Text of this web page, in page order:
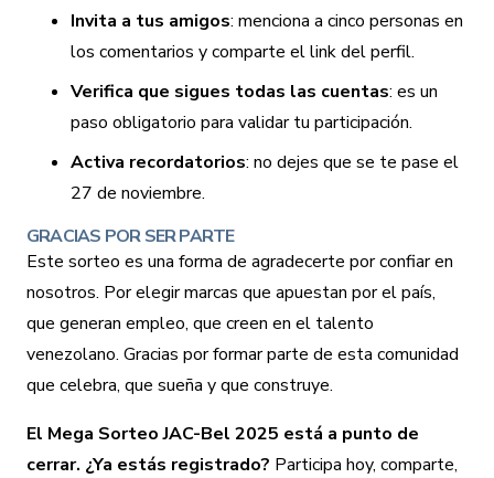
Invita a tus amigos: menciona a cinco personas en
los comentarios y comparte el link del perfil.
Verifica que sigues todas las cuentas: es un
paso obligatorio para validar tu participación.
Activa recordatorios: no dejes que se te pase el
27 de noviembre.
GRACIAS POR SER PARTE
Este sorteo es una forma de agradecerte por confiar en
nosotros. Por elegir marcas que apuestan por el país,
que generan empleo, que creen en el talento
venezolano. Gracias por formar parte de esta comunidad
que celebra, que sueña y que construye.
El Mega SorteoJAC-Bel 2025 está a punto de
cerrar. ¿Ya estás registrado? Participa hoy, comparte,